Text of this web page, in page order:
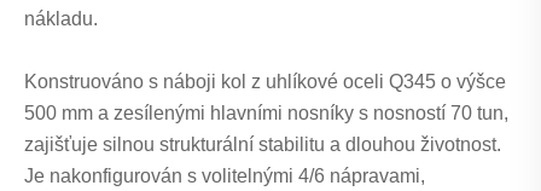
nákladu.
Konstruováno s náboji kol z uhlíkové oceli Q345 o výšce
500 mm a zesílenými hlavními nosníky s nosností 70 tun,
zajišťuje silnou strukturální stabilitu a dlouhou životnost.
Je nakonfigurován s volitelnými 4/6 nápravami,